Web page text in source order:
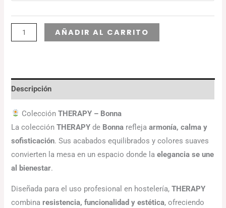
AÑADIR AL CARRITO
Descripción
ColecciónTHERAPY – Bonna
La colecciónTHERAPY de Bonna reflejaarmonía, calma y
sofisticación. Sus acabados equilibrados y colores suaves
convierten la mesa en un espacio donde laelegancia se une
al bienestar.
Diseñada para el uso profesional en hostelería,THERAPY
combinaresistencia, funcionalidad y estética, ofreciendo